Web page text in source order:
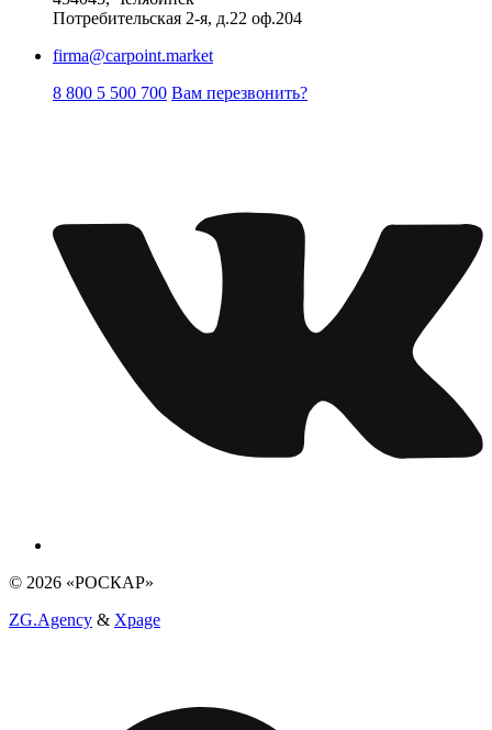
Потребительская 2-я, д.22 оф.204
firma@carpoint.market
8 800 5 500 700 Вам перезвонить?
© 2026 «РОСКАР»
ZG.Agency & Xpage